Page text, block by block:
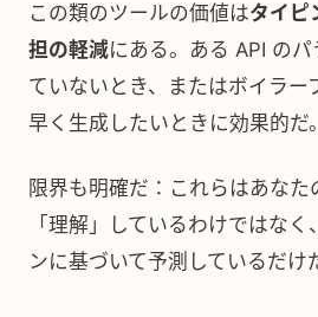
この類のツールの価値はタイピ
担の軽減にある。ある API の
ていないとき、またはボイラー
早く生成したいときに効果的だ。
限界も明確だ：これらはあなた
「理解」しているわけではな
ンに基づいて予測しているだけ